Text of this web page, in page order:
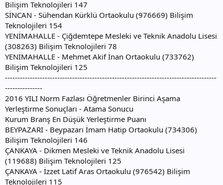
Bilişim Teknolojileri 147
SİNCAN - Sühendan Kürklü Ortaokulu (976669) Bilişim
Teknolojileri 154
YENİMAHALLE - Çiğdemtepe Mesleki ve Teknik Anadolu Lisesi
(308263) Bilişim Teknolojileri 78
YENİMAHALLE - Mehmet Akif İnan Ortaokulu (733762)
Bilişim Teknolojileri 125
-------------------------------------------------------------------------------------
---------------
2016 YILI Norm Fazlası Öğretmenler Birinci Aşama
Yerleştirme Sonuçları - Atama Sonucu
Kurum Branş En Düşük Yerleştirme Puanı
BEYPAZARI - Beypazarı İmam Hatip Ortaokulu (734306)
Bilişim Teknolojileri 146
ÇANKAYA - Dikmen Mesleki ve Teknik Anadolu Lisesi
(119688) Bilişim Teknolojileri 125
ÇANKAYA - İzzet Latif Aras Ortaokulu (976542) Bilişim
Teknolojileri 115